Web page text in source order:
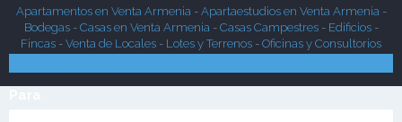
Apartamentos en Venta Armenia - Apartaestudios en Venta Armenia -
Bodegas- Casas en Venta Armenia - Casas Campestres- Edificios-
Fincas - Venta de Locales - Lotes y Terrenos - Oficinas y Consultorios